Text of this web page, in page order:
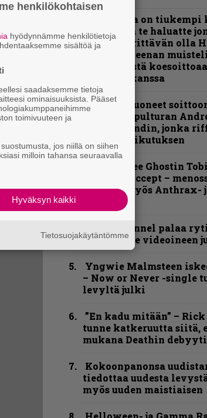
”Metallica on tiukempi
koskaan ja te haluatte
nulikan yrittävän olla
– Pepper Keenan
ensimmäistä
hevijätin kanssa
”He ovat tuoneet
uutta” – Sepulturan
nimeää bändin, jonka
tehneet vaikutuksen
Näin lähtee Ghostin
Forgelta Accept –
mukana myös Anthrax-
miehistöä
Blind Channel palaa
tuplasingle videoineen
Yngwie Malmsteen
– Now or Never -single
levyltä julki
”En kadu mitään” – Rick
tunne katkeruutta siitä,
mukana Deathin
Kokoonpanonsa
tiedottaa uudesta
myös uuden maistiaisen
henkilökohtaisen
hyödynnämme henkilötietoja
sisältöä ja
saadaksemme tietoja
ominaisuuksista. Pääset
toimivuuteen ja
jos niillä on siihen
milloin tahansa seuraavalla
Hyväksyn kaikki
Tietosuojakäytäntömme